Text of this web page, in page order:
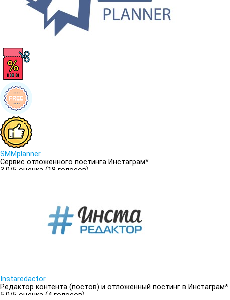
SMMplanner
Cервис отложенного постинга Инстаграм*
3.0/5 оценка (18 голосов)
Instaredactor
Редактор контента (постов) и отложенный постинг в Инстаграм*
5.0/5 оценка (4 голосов)